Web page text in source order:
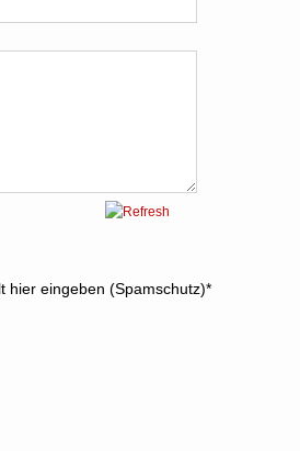
hier eingeben (Spamschutz)*